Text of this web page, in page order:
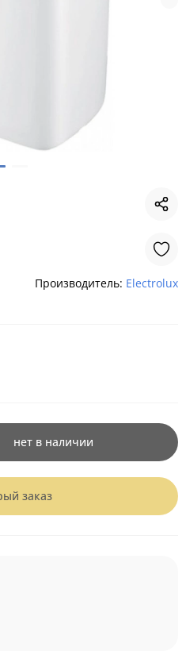
Производитель: Electrolux
нет в наличии
заказ